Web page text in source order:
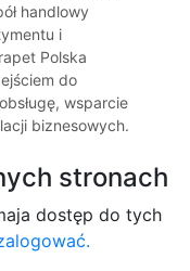
handlowy
i
Polska
do
wsparcie
biznesowych.
stronach
dostęp do tych